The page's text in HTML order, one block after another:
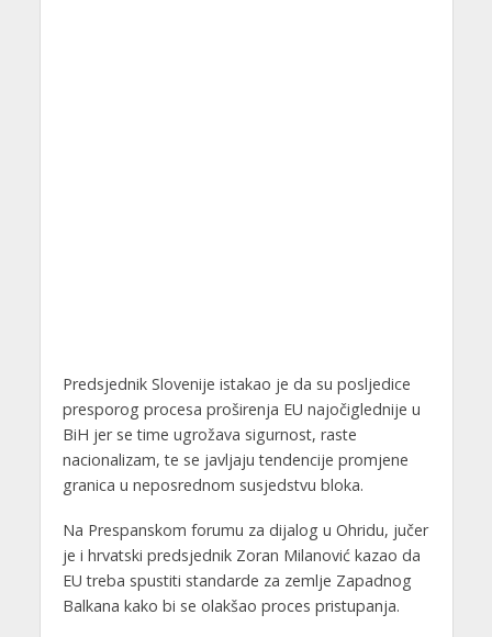
Predsjednik Slovenije istakao je da su posljedice
presporog procesa proširenja EU najočiglednije u
BiH jer se time ugrožava sigurnost, raste
nacionalizam, te se javljaju tendencije promjene
granica u neposrednom susjedstvu bloka.
Na Prespanskom forumu za dijalog u Ohridu, jučer
je i hrvatski predsjednik Zoran Milanović kazao da
EU treba spustiti standarde za zemlje Zapadnog
Balkana kako bi se olakšao proces pristupanja.